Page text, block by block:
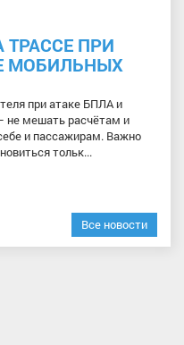
ТРАССЕ ПРИ
МОБИЛЬНЫХ
при атаке БПЛА и
не мешать расчётам и
и пассажирам. Важно
тольк...
Все новости